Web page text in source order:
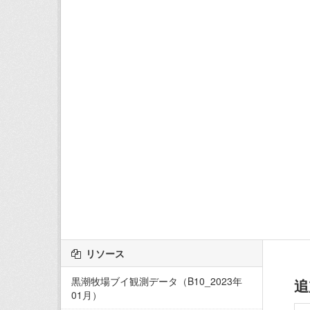
リソース
黒潮牧場ブイ観測データ（B10_2023年
01月）